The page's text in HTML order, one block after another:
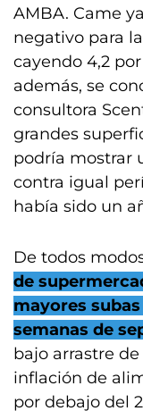
AMBA. Came
negativo para
cayendo 4,2
además, se
consultora
grandes
podría mostrar
contra igual
había sido un
De todos
de
mayores
semanas de
bajo arrastre
inflación de
por debajo del